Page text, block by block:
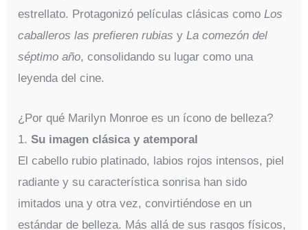
estrellato. Protagonizó películas clásicas comoLos
caballeros las prefieren rubias yLa comezón del
séptimo año, consolidando su lugar como una
leyenda del cine.
¿Por qué Marilyn Monroe es un ícono de belleza?
1.Su imagen clásica y atemporal
El cabello rubio platinado, labios rojos intensos, piel
radiante y su característica sonrisa han sido
imitados una y otra vez, convirtiéndose en un
estándar de belleza. Más allá de sus rasgos físicos,